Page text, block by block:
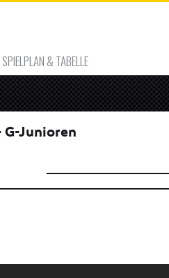
SPIELPLAN & TABELLE